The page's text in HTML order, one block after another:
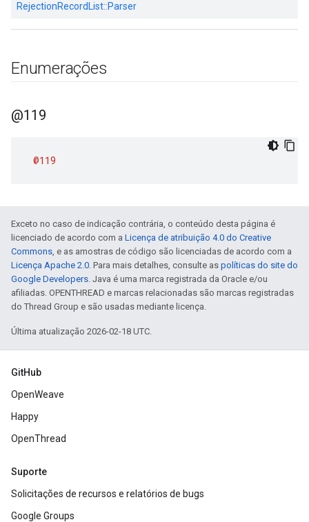
RejectionRecordList::Parser
Enumerações
@119
@119
Exceto no caso de indicação contrária, o conteúdo desta página é
licenciado de acordo com a Licença de atribuição 4.0 do Creative
Commons, e as amostras de código são licenciadas de acordo com a
Licença Apache 2.0. Para mais detalhes, consulte as políticas do site do
Google Developers. Java é uma marca registrada da Oracle e/ou
afiliadas. OPENTHREAD e marcas relacionadas são marcas registradas
do Thread Group e são usadas mediante licença.
Última atualização 2026-02-18 UTC.
GitHub
OpenWeave
Happy
OpenThread
Suporte
Solicitações de recursos e relatórios de bugs
Google Groups